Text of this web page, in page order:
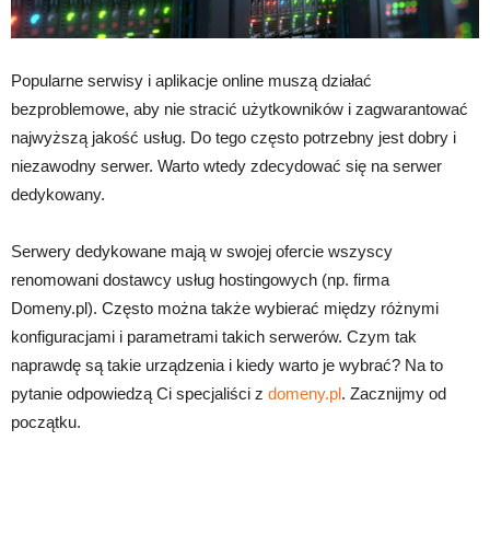
Popularne serwisy i aplikacje online muszą działać
bezproblemowe, aby nie stracić użytkowników i zagwarantować
najwyższą jakość usług. Do tego często potrzebny jest dobry i
niezawodny serwer. Warto wtedy zdecydować się na serwer
dedykowany.
Serwery dedykowane mają w swojej ofercie wszyscy
renomowani dostawcy usług hostingowych (np. firma
Domeny.pl). Często można także wybierać między różnymi
konfiguracjami i parametrami takich serwerów. Czym tak
naprawdę są takie urządzenia i kiedy warto je wybrać? Na to
pytanie odpowiedzą Ci specjaliści z domeny.pl. Zacznijmy od
początku.